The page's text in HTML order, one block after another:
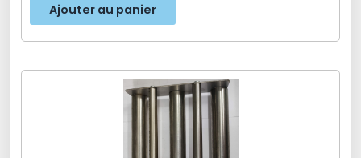
Ajouter au panier